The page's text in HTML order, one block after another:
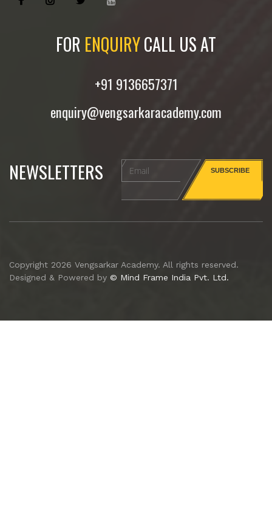
FOR ENQUIRYCALL US AT
+91 9136657371
enquiry@vengsarkaracademy.com
NEWSLETTERS
Copyright 2026 Vengsarkar Academy. All rights reserved.
Designed & Powered by © Mind Frame India Pvt. Ltd.